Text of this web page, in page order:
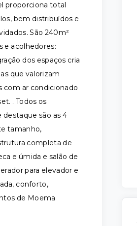
proporciona total
bem distribuídos e
São 240m²
e acolhedores:
dos espaços cria
que valorizam
com ar condicionado
. Todos os
são as 4
tamanho,
completa de
e úmida e salão de
para elevador e
conforto,
de Moema